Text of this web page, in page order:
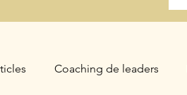
Coaching de leaders